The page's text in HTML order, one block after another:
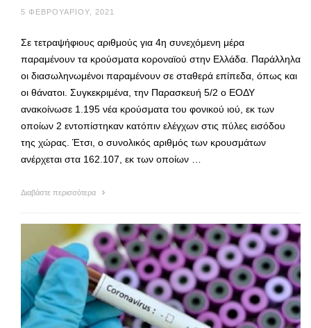
5 ΦΕΒΡΟΥΑΡΊΟΥ, 2021
Σε τετραψήφιους αριθμούς για 4η συνεχόμενη μέρα
παραμένουν τα κρούσματα κοροναϊού στην Ελλάδα. Παράλληλα
οι διασωληνωμένοι παραμένουν σε σταθερά επίπεδα, όπως και
οι θάνατοι. Συγκεκριμένα, την Παρασκευή 5/2 ο ΕΟΔΥ
ανακοίνωσε 1.195 νέα κρούσματα του φονικού ιού, εκ των
οποίων 2 εντοπίστηκαν κατόπιν ελέγχων στις πύλες εισόδου
της χώρας. Έτσι, ο συνολικός αριθμός των κρουσμάτων
ανέρχεται στα 162.107, εκ των οποίων …
Διαβάστε περισσότερα